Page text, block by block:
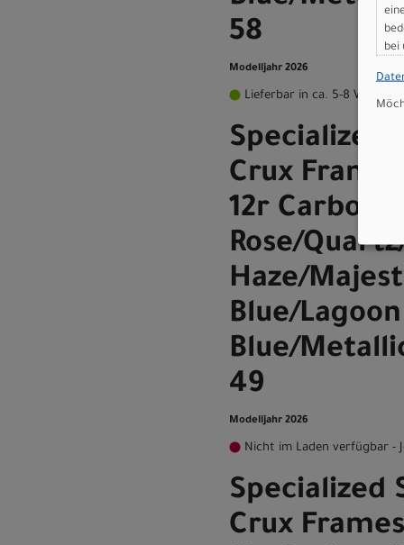
58
Modelljahr 2026
Lieferbar in ca. 5-8
Specialized
Crux
12r Carbon
Rose/
Haze/
Blue/Lagoon
Blue/
49
Modelljahr 2026
Nicht im Laden verfügbar -
Specialized
Crux
bei